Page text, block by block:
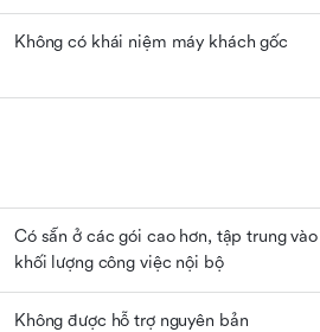
Không có khái niệm máy khách gốc
Có sẵn ở các gói cao hơn, tập trung vào
khối lượng công việc nội bộ
Không được hỗ trợ nguyên bản